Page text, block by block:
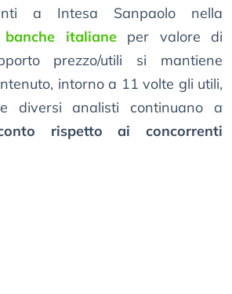
a Intesa Sanpaolo nella
italianeper valore di
prezzo/utili si mantiene
intorno a 11 volte gli utili,
diversi analisti continuano a
rispetto ai concorrenti